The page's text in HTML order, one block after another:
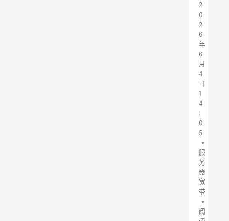
2
0
2
6
年
6
月
4
日
1
4
:
0
5
•
服
务
器
宽
带
•
阅